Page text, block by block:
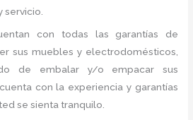
servicio.
con todas las garantías de
sus muebles y electrodomésticos,
de embalar y/o empacar sus
con la experiencia y garantías
se sienta tranquilo.